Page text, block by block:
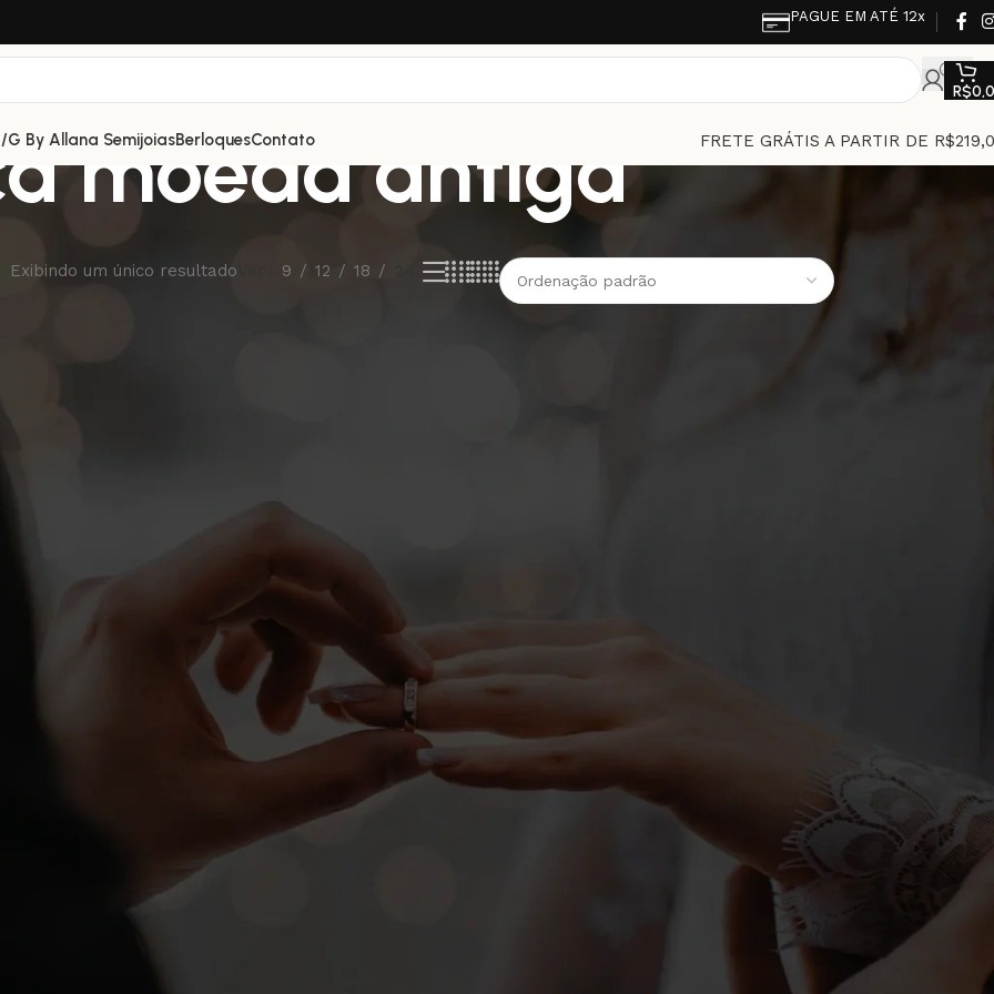
PAGUE EM ATÉ 12x
R$
G By Allana SemijoiasBerloquesContato FRETE GRÁTIS A PARTIR DE
moeda antiga
Exibindo um único resultado 9 12 18